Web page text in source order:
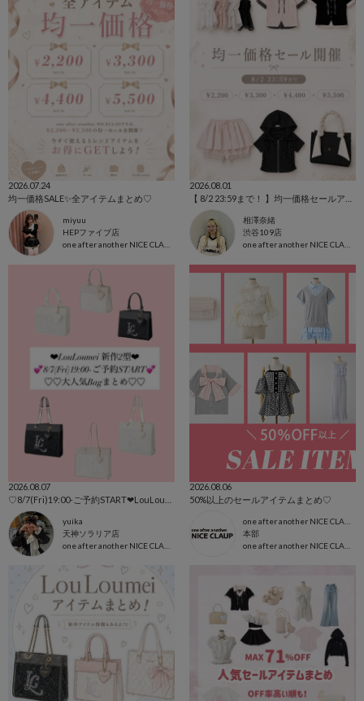
2026.07.24
均一価格SALE✨全アイテムまとめ♡
miyuu
HEPファイブ店
2026.08.01
相澤奈緒
渋谷109店
2026.08.07
yuika
天神ソラリア店
2026.08.06
50%以上のセールアイテムまとめ♡
本部